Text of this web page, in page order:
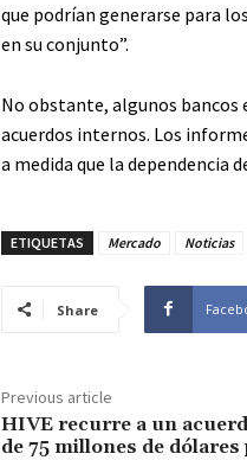
que podrían generarse para
en su conjunto”.
No obstante, algunos bancos
acuerdos internos. Los
a medida que la dependencia
ETIQUETAS Mercado Noticias
Share
Previous article
HIVE recurre a un
de 75 millones de dólares